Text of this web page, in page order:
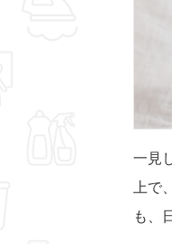
一見
上で
も、